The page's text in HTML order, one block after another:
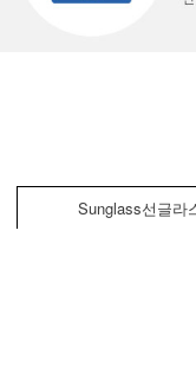
Sunglass선글라